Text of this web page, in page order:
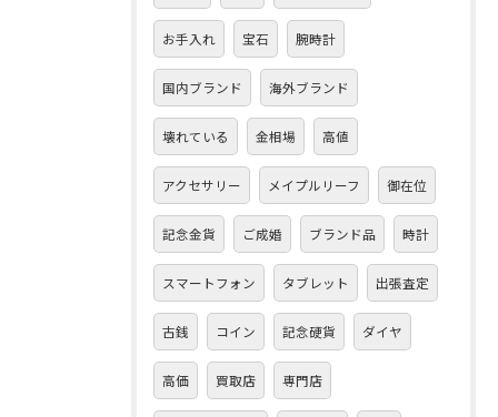
お手入れ 宝石 腕時計
国内ブランド 海外ブランド
壊れている 金相場 高値
アクセサリー メイプルリーフ 御在位
記念金貨 ご成婚 ブランド品 時計
スマートフォン タブレット 出張査定
古銭 コイン 記念硬貨 ダイヤ
高価 買取店 専門店